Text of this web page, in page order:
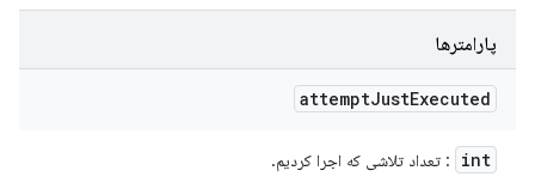
پارامترها
attemptJustExecuted
int : تعداد تلاشی که اجرا کردیم.